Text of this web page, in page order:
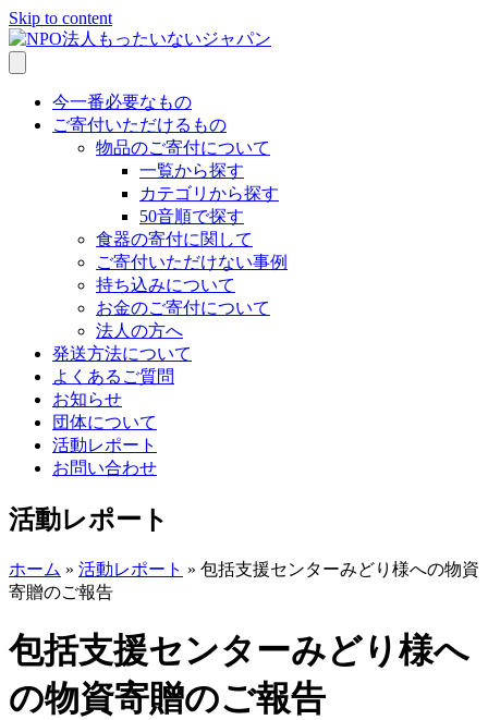
Skip to content
今一番必要なもの
ご寄付いただけるもの
物品のご寄付について
一覧から探す
カテゴリから探す
50音順で探す
食器の寄付に関して
ご寄付いただけない事例
持ち込みについて
お金のご寄付について
法人の方へ
発送方法について
よくあるご質問
お知らせ
団体について
活動レポート
お問い合わせ
活動レポート
ホーム » 活動レポート » 包括支援センターみどり様への物資
寄贈のご報告
包括支援センターみどり様へ
の物資寄贈のご報告